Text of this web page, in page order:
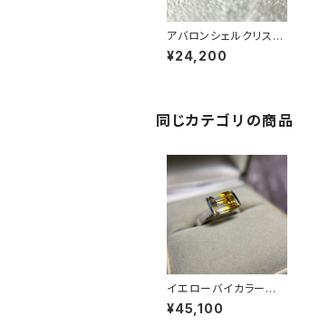
アバロンシェルクリスタ
ルフラワーリング RG22
-157
¥24,200
同じカテゴリの商品
イエローバイカラークォ
ーツリング RG25-26
0
¥45,100